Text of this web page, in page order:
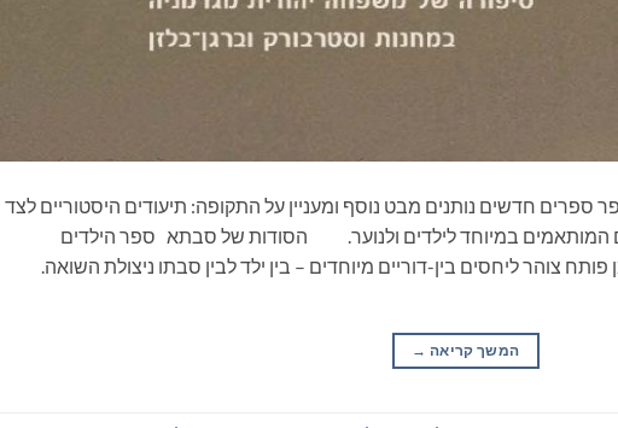
ספרים חדשים נותנים מבט נוסף ומעניין על התקופה: תיעודים היסטוריים לצד
המותאמים במיוחד לילדים ולנוער. הסודות של סבתא ספר הילדים
צוהר ליחסים בין-דוריים מיוחדים – בין ילד לבין סבתו ניצולת השואה.
המשך קריאה →